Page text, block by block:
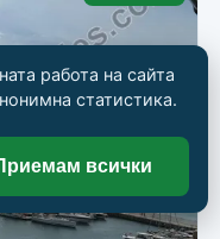
работа на сайта
статистика.
всички